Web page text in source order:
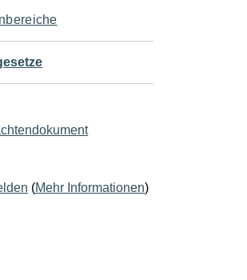
(Mehr Informationen)